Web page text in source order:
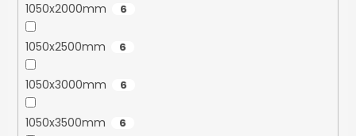
1050x2000mm 6
1050x2500mm 6
1050x3000mm 6
1050x3500mm 6